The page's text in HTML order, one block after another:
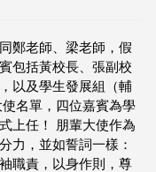
鄭老師、梁老師，假
包括黃校長、張副校
以及學生發展組（輔
名單，四位嘉賓為學
上任！ 朋輩大使作為
力，並如誓詞一樣：
職責，以身作則，尊